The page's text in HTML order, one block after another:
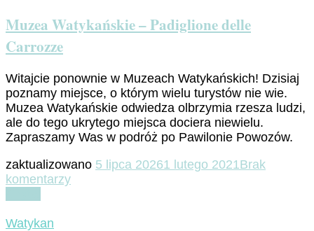
della
Pigna
Muzea Watykańskie – Padiglione delle
Carrozze
Witajcie ponownie w Muzeach Watykańskich! Dzisiaj
poznamy miejsce, o którym wielu turystów nie wie.
Muzea Watykańskie odwiedza olbrzymia rzesza ludzi,
ale do tego ukrytego miejsca dociera niewielu.
Zapraszamy Was w podróż po Pawilonie Powozów.
zaktualizowano 5 lipca 20261 lutego 2021Brak
komentarzydo
Watykan